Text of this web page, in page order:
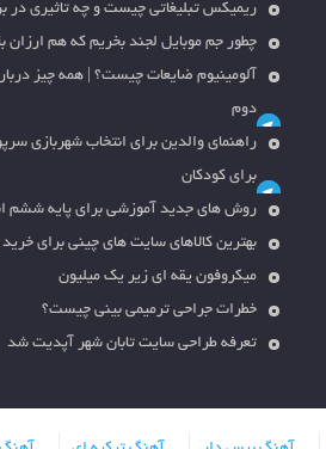
ریمیکس تبلیغاتی چیست و چه تاثیری در
چطور جم موبایل لجند بخریم که هم ارزان
آلومینیوم ضایعات چیست؟ | همه چیز
دوم
راهنمای والدین برای انتخاب شهربازی
برای کودکان
روش های جدید آموزشی برای پایه ششم
بهترین کالاهای سایت های چینی برای
میکروفون یقه ای زیر یک میلیون
خطرات جراحی ترمیمی بینی چیست؟
تعرفه طراحی سایت تابان شهر آپدیت شد